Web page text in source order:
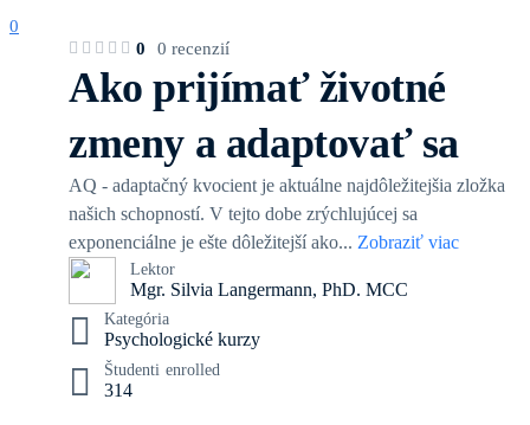
0
0
0 recenzií
Ako prijímať životné
zmeny a adaptovať sa
AQ - adaptačný kvocient je aktuálne najdôležitejšia zložka
našich schopností. V tejto dobe zrýchlujúcej sa
exponenciálne je ešte dôležitejší ako... Zobraziť viac
Lektor
Mgr. Silvia Langermann, PhD. MCC
Kategória
Psychologické kurzy
314
Študenti enrolled